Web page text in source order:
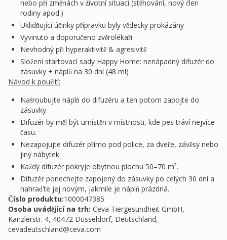
nebo při změnách v životní situaci (stěhování, nový člen
rodiny apod.)
Uklidňující účinky přípravku byly vědecky prokázány
Vyvinuto a doporučeno zvěrolékaři
Nevhodný při hyperaktivitě & agresivitě
Složení startovací sady Happy Home: nenápadný difuzér do
zásuvky + náplň na 30 dní (48 ml)
Návod k použití:
Našroubujte náplň do difuzéru a ten potom zapojte do
zásuvky.
Difuzér by měl být umístěn v místnosti, kde pes tráví nejvíce
času.
Nezapojujte difuzér přímo pod police, za dveře, závěsy nebo
jiný nábytek.
Každý difuzér pokryje obytnou plochu 50–70 m².
Difuzér ponechejte zapojený do zásuvky po celých 30 dní a
nahraďte jej novým, jakmile je náplň prázdná.
Číslo produktu:1000047385
Osoba uvádějící na trh: Ceva Tiergesundheit GmbH,
Kanzlerstr. 4, 40472 Düsseldorf, Deutschland,
cevadeutschland@ceva.com